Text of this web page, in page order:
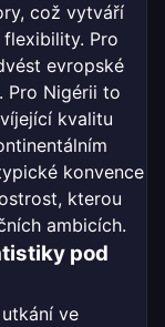
což vytváří
Pro
evropské
Pro Nigérii to
kvalitu
konvence
kterou
ambicích.
pod
ve